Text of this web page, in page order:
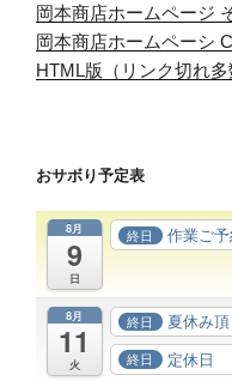
岡本商店ホームページ
岡本商店ホームペーシ
HTML版（リンク切れ多
おサボり予定表
8月
9
日
終日 作業ご
8月
11
火
終日 夏休み
終日 定休日